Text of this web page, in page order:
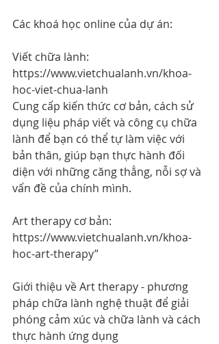
Các khoá học online của dự án:
Viết chữa lành:
https://www.vietchualanh.vn/khoa-
hoc-viet-chua-lanh
Cung cấp kiến thức cơ bản, cách sử
dụng liệu pháp viết và công cụ chữa
lành để bạn có thể tự làm việc với
bản thân, giúp bạn thực hành đối
diện với những căng thẳng, nỗi sợ và
vấn đề của chính mình.
Art therapy cơ bản:
https://www.vietchualanh.vn/khoa-
hoc-art-therapy”
Giới thiệu về Art therapy - phương
pháp chữa lành nghệ thuật để giải
phóng cảm xúc và chữa lành và cách
thực hành ứng dụng